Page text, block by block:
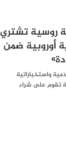
روسية تشتري
أوروبية ضمن
واستخباراتية
تقوم على شراء